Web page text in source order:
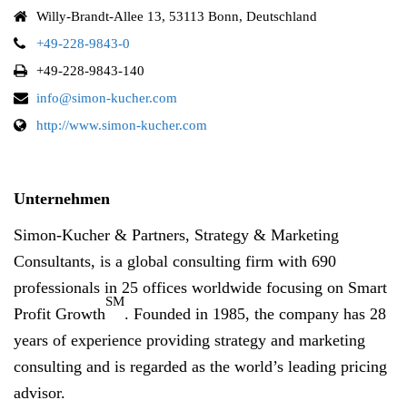
Willy-Brandt-Allee 13, 53113 Bonn, Deutschland
+49-228-9843-0
+49-228-9843-140
info@simon-kucher.com
http://www.simon-kucher.com
Unternehmen
Simon-Kucher & Partners, Strategy & Marketing
Consultants, is a global consulting firm with 690
professionals in 25 offices worldwide focusing on Smart
Profit Growth
SM
. Founded in 1985, the company has 28
years of experience providing strategy and marketing
consulting and is regarded as the world’s leading pricing
advisor.